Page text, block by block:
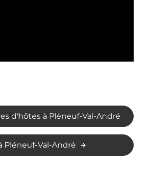
d'hôtes à Pléneuf-Val-André
Pléneuf-Val-André